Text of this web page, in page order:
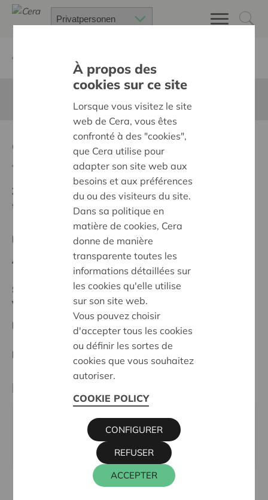
Diese Seite ist nicht ins Deutsche übersetzt
educatief materiaal
Ziel:
Des quartiers chaleureux et bienveillants pour
tous
Regionales Projekt
Anfangsdatum:10/03/2026
Stand :
In treatment
Voorkempen
Datum:
10/03/2026
Entscheidung: Approved
Kontaktperson
KRIS DEBRUYNE
016 27 96 74
kris.debruyne@cera.coop
À propos des
cookies sur ce site
Lorsque vous visitez le site
web de Cera, vous êtes
confronté à des "cookies",
que Cera utilise pour
adapter son site web aux
besoins et aux préférences
du ou des visiteurs du site.
Dans sa politique en
matière de cookies, Cera
donne de manière
transparente toutes les
informations détaillées sur
les cookies qu'elle utilise
sur son site web.
Vous pouvez choisir
d'accepter tous les cookies
ou définir les sortes de
cookies que vous souhaitez
autoriser.
COOKIE POLICY
ACCEPTER
REFUSER
CONFIGURER